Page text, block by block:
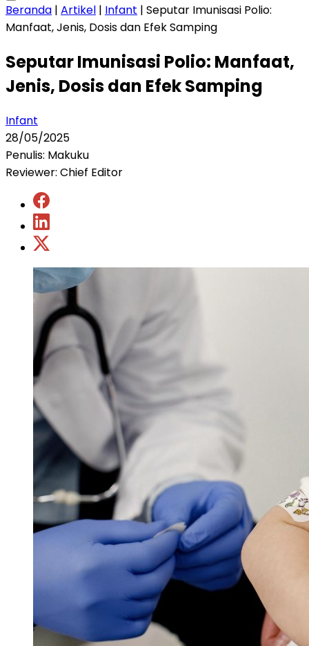
Beranda | Artikel | Infant | Seputar Imunisasi Polio:
Manfaat, Jenis, Dosis dan Efek Samping
Seputar Imunisasi Polio: Manfaat,
Jenis, Dosis dan Efek Samping
Infant
28/05/2025
Penulis: Makuku
Reviewer: Chief Editor